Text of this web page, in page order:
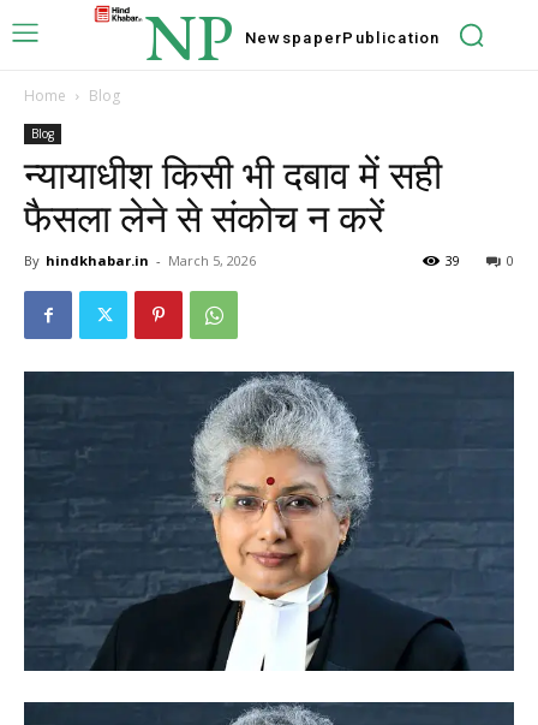
NP NewspaperPublication
Home Blog
Blog
न्यायाधीश किसी भी दबाव में सही
फैसला लेने से संकोच न करें
By hindkhabar.in - March 5, 2026 0
39